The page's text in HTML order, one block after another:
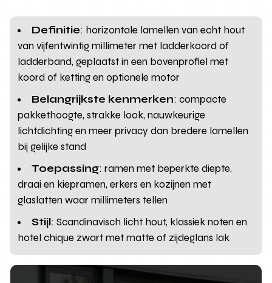
Definitie: horizontale lamellen van echt hout
van vijfentwintig millimeter met ladderkoord of
ladderband, geplaatst in een bovenprofiel met
koord of ketting en optionele motor
Belangrijkste kenmerken: compacte
pakkethoogte, strakke look, nauwkeurige
lichtdichting en meer privacy dan bredere lamellen
bij gelijke stand
Toepassing: ramen met beperkte diepte,
draai en kiepramen, erkers en kozijnen met
glaslatten waar millimeters tellen
Stijl: Scandinavisch licht hout, klassiek noten en
hotel chique zwart met matte of zijdeglans lak